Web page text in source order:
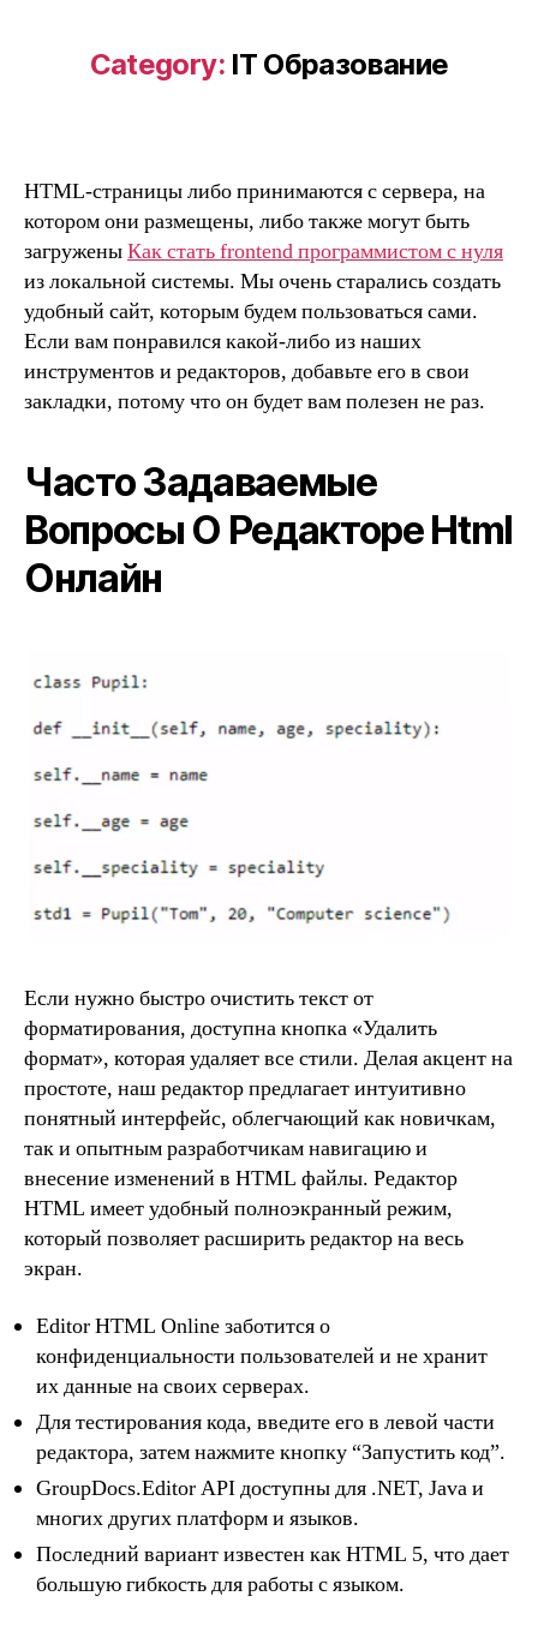
Category: IT Образование
HTML-страницы либо принимаются с сервера, на
котором они размещены, либо также могут быть
загруженыКак стать frontend программистом с нуля
из локальной системы. Мы очень старались создать
удобный сайт, которым будем пользоваться сами.
Если вам понравился какой-либо из наших
инструментов и редакторов, добавьте его в свои
закладки, потому что он будет вам полезен не раз.
Часто Задаваемые
Вопросы О Редакторе Html
Онлайн
Если нужно быстро очистить текст от
форматирования, доступна кнопка «Удалить
формат», которая удаляет все стили. Делая акцент на
простоте, наш редактор предлагает интуитивно
понятный интерфейс, облегчающий как новичкам,
так и опытным разработчикам навигацию и
внесение изменений в HTML файлы. Редактор
HTML имеет удобный полноэкранный режим,
который позволяет расширить редактор на весь
экран.
Editor HTML Online заботится о
конфиденциальности пользователей и не хранит
их данные на своих серверах.
Для тестирования кода, введите его в левой части
редактора, затем нажмите кнопку “Запустить код”.
GroupDocs.Editor API доступны для .NET, Java и
многих других платформ и языков.
Последний вариант известен как HTML 5, что дает
большую гибкость для работы с языком.